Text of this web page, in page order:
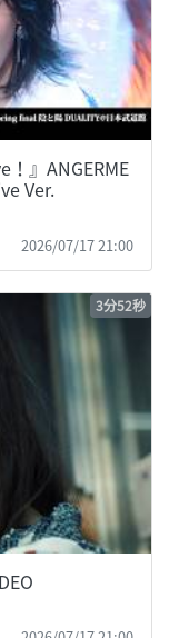
』ANGERME
Ver.
2026/07/17 21:00
3分52秒